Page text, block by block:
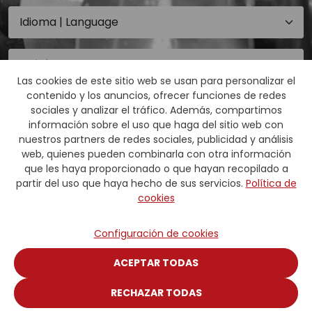
Las cookies de este sitio web se usan para personalizar el
contenido y los anuncios, ofrecer funciones de redes
sociales y analizar el tráfico. Además, compartimos
información sobre el uso que haga del sitio web con
nuestros partners de redes sociales, publicidad y análisis
web, quienes pueden combinarla con otra información
que les haya proporcionado o que hayan recopilado a
partir del uso que haya hecho de sus servicios. Política de
cookies
Configuración de cookies
ACEPTAR TODAS
RECHAZAR TODAS